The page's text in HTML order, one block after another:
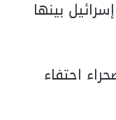
بينها
عبر الصحراء احتفاء